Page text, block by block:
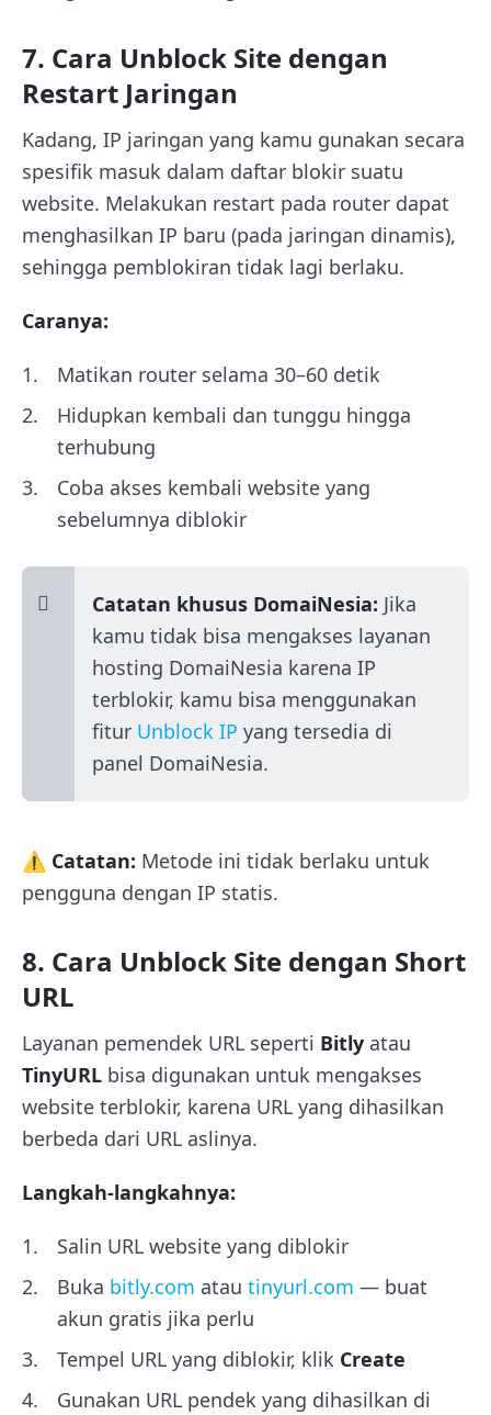
7. Cara Unblock Site dengan
Restart Jaringan
Kadang, IP jaringan yang kamu gunakan secara
spesifik masuk dalam daftar blokir suatu
website. Melakukan restart pada router dapat
menghasilkan IP baru (pada jaringan dinamis),
sehingga pemblokiran tidak lagi berlaku.
Caranya:
Matikan router selama 30–60 detik
Hidupkan kembali dan tunggu hingga
terhubung
Coba akses kembali website yang
sebelumnya diblokir
Catatan khusus DomaiNesia: Jika
kamu tidak bisa mengakses layanan
hosting DomaiNesia karena IP
terblokir, kamu bisa menggunakan
fitur Unblock IP yang tersedia di
panel DomaiNesia.
⚠️ Catatan: Metode ini tidak berlaku untuk
pengguna dengan IP statis.
8. Cara Unblock Site dengan Short
URL
Layanan pemendek URL seperti Bitly atau
TinyURL bisa digunakan untuk mengakses
website terblokir, karena URL yang dihasilkan
berbeda dari URL aslinya.
Langkah-langkahnya:
Salin URL website yang diblokir
Buka bitly.com atau tinyurl.com — buat
akun gratis jika perlu
Tempel URL yang diblokir, klik Create
Gunakan URL pendek yang dihasilkan di